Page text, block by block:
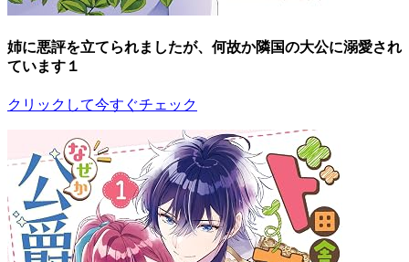
姉に悪評を立てられましたが、何故か隣国の大公に溺愛され
ています１
クリックして今すぐチェック